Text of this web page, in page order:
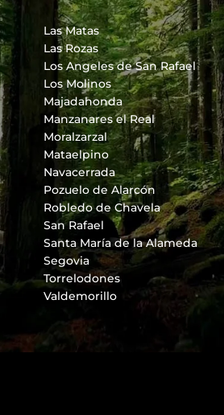
Las Matas
Las Rozas
Los Angeles de San Rafael
Los Molinos
Majadahonda
Manzanares el Real
Moralzarzal
Mataelpino
Navacerrada
Pozuelo de Alarcón
Robledo de Chavela
San Rafael
Santa María de la Alameda
Segovia
Torrelodones
Valdemorillo